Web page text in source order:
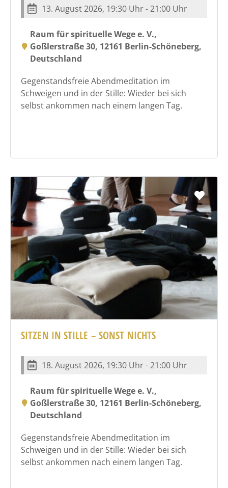
13. August 2026, 19:30 Uhr - 21:00 Uhr
Raum für spirituelle Wege e. V.,
Goßlerstraße 30, 12161 Berlin-Schöneberg,
Deutschland
Gegenstandsfreie Abendmeditation im
Schweigen und in der Stille: Wieder bei sich
selbst ankommen nach einem langen Tag.
SITZEN IN STILLE – SONST NICHTS
18. August 2026, 19:30 Uhr - 21:00 Uhr
Raum für spirituelle Wege e. V.,
Goßlerstraße 30, 12161 Berlin-Schöneberg,
Deutschland
Gegenstandsfreie Abendmeditation im
Schweigen und in der Stille: Wieder bei sich
selbst ankommen nach einem langen Tag.